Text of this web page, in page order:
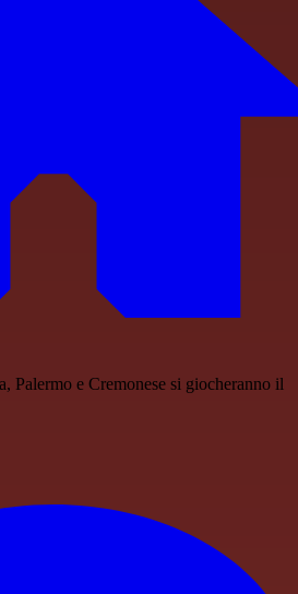
Palermo e Cremonese si giocheranno il